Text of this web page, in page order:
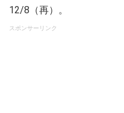
12/8（再）。
スポンサーリンク